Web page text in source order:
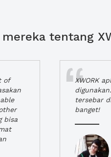
tentang
of
bisa
XWORK
tersebar
banget!